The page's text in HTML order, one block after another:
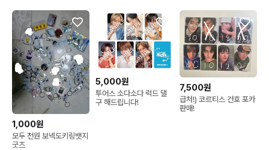
1,000원
모두 천원 보넥도키링뱃지
굿즈
5,000원
투어스 소다소다 럭드 댈
구 해드립니다!
7,500원
급처!) 코르티스 건호 포카
판매!